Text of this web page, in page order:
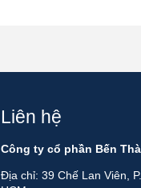
Liên hệ
Công ty cổ phần Bến
Địa chỉ: 39 Chế Lan Viên,